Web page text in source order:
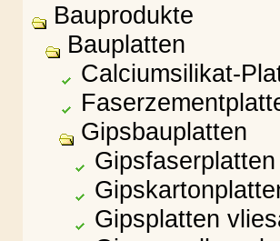
Bauprodukte
Bauplatten
Calciumsilikat-
Gipsbauplatten
Gipsfaserplatten
Gipsplatten